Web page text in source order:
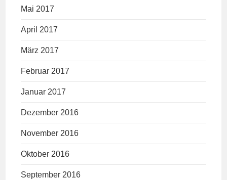
Mai 2017
April 2017
März 2017
Februar 2017
Januar 2017
Dezember 2016
November 2016
Oktober 2016
September 2016